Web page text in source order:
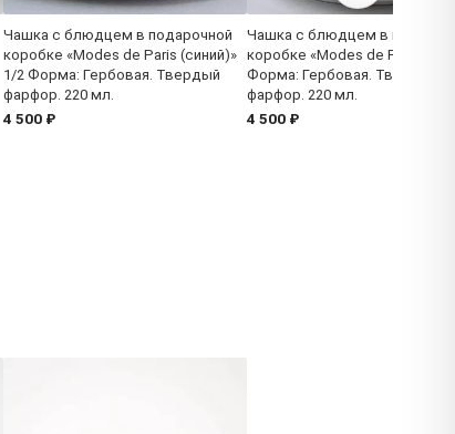
Чашка с блюдцем в подарочной
коробке «Modes de Paris (синий)»
1/2 Форма: Гербовая. Твердый
фарфор. 220 мл.
4 500 ₽
Чашка с блюдцем в
коробке «Modes de Paris
Форма: Гербовая. Твердый
фарфор. 220 мл.
4 500 ₽